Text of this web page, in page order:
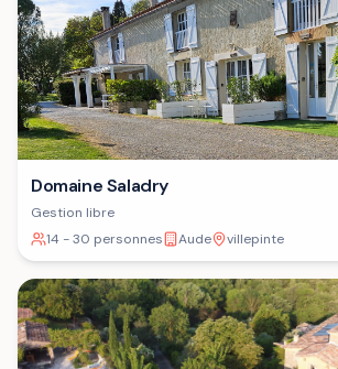
Domaine Saladry
Gestion libre
14 - 30 personnes
Aude villepinte